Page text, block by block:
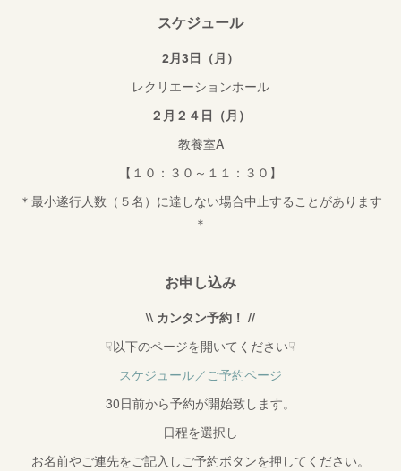
スケジュール
2月3日（月）
レクリエーションホール
２月２４日（月）
教養室A
【１０：３０～１１：３０】
＊最小遂行人数（５名）に達しない場合中止することがあります
＊
お申し込み
\\ カンタン予約！ //
☟以下のページを開いてください☟
スケジュール／ご予約ページ
30日前から予約が開始致します。
日程を選択し
お名前やご連先をご記入しご予約ボタンを押してください。